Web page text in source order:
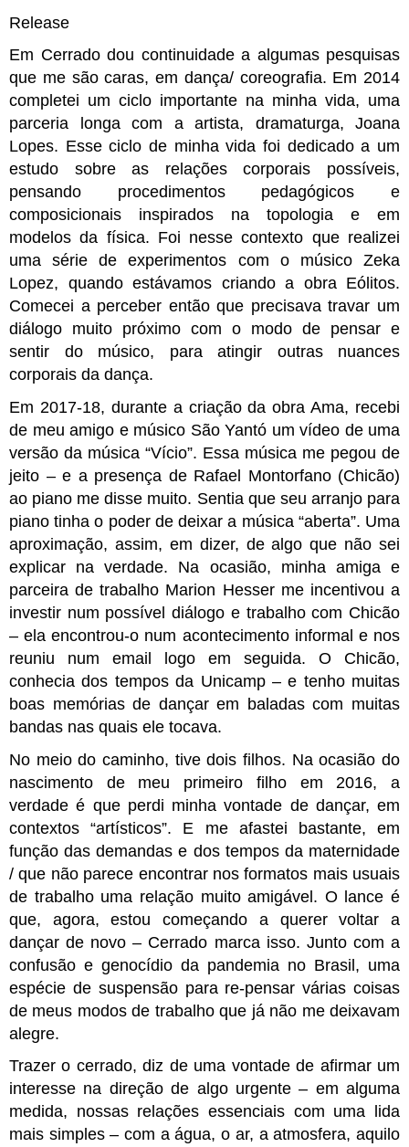
Release
Em Cerrado dou continuidade a algumas pesquisas
que me são caras, em dança/ coreografia. Em 2014
completei um ciclo importante na minha vida, uma
parceria longa com a artista, dramaturga, Joana
Lopes. Esse ciclo de minha vida foi dedicado a um
estudo sobre as relações corporais possíveis,
pensando procedimentos pedagógicos e
composicionais inspirados na topologia e em
modelos da física. Foi nesse contexto que realizei
uma série de experimentos com o músico Zeka
Lopez, quando estávamos criando a obra Eólitos.
Comecei a perceber então que precisava travar um
diálogo muito próximo com o modo de pensar e
sentir do músico, para atingir outras nuances
corporais da dança.
Em 2017-18, durante a criação da obra Ama, recebi
de meu amigo e músico São Yantó um vídeo de uma
versão da música “Vício”. Essa música me pegou de
jeito – e a presença de Rafael Montorfano (Chicão)
ao piano me disse muito. Sentia que seu arranjo para
piano tinha o poder de deixar a música “aberta”. Uma
aproximação, assim, em dizer, de algo que não sei
explicar na verdade. Na ocasião, minha amiga e
parceira de trabalho Marion Hesser me incentivou a
investir num possível diálogo e trabalho com Chicão
– ela encontrou-o num acontecimento informal e nos
reuniu num email logo em seguida. O Chicão,
conhecia dos tempos da Unicamp – e tenho muitas
boas memórias de dançar em baladas com muitas
bandas nas quais ele tocava.
No meio do caminho, tive dois filhos. Na ocasião do
nascimento de meu primeiro filho em 2016, a
verdade é que perdi minha vontade de dançar, em
contextos “artísticos”. E me afastei bastante, em
função das demandas e dos tempos da maternidade
/ que não parece encontrar nos formatos mais usuais
de trabalho uma relação muito amigável. O lance é
que, agora, estou começando a querer voltar a
dançar de novo – Cerrado marca isso. Junto com a
confusão e genocídio da pandemia no Brasil, uma
espécie de suspensão para re-pensar várias coisas
de meus modos de trabalho que já não me deixavam
alegre.
Trazer o cerrado, diz de uma vontade de afirmar um
interesse na direção de algo urgente – em alguma
medida, nossas relações essenciais com uma lida
mais simples – com a água, o ar, a atmosfera, aquilo